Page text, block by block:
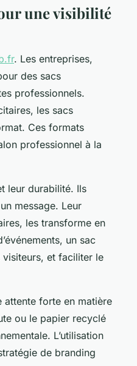
une visibilité
. Les entreprises,
des sacs
professionnels.
les sacs
Ces formats
professionnel à la
leur durabilité. Ils
message. Leur
les transforme en
un sac
visiteurs, et faciliter le
forte en matière
ou le papier recyclé
L’utilisation
de branding